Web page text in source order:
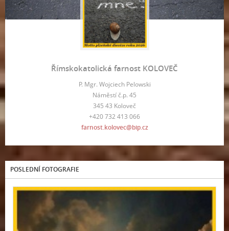
Římskokatolická farnost KOLOVEČ
P. Mgr. Wojciech Pelowski
Náměstí č.p. 45
345 43 Koloveč
+420 732 413 066
farnost.kolovec@bip.cz
POSLEDNÍ FOTOGRAFIE